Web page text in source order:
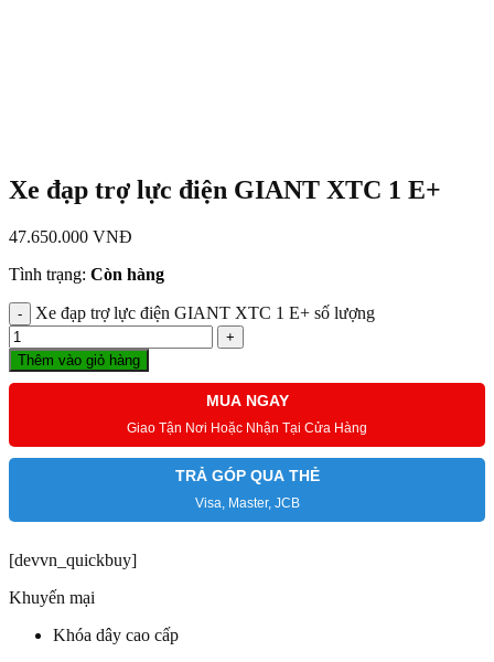
Xe đạp trợ lực điện GIANT XTC 1 E+
47.650.000 VNĐ
Tình trạng: Còn hàng
Xe đạp trợ lực điện GIANT XTC 1 E+ số lượng
Thêm vào giỏ hàng
MUA NGAY
Giao Tận Nơi Hoặc Nhận Tại Cửa Hàng
TRẢ GÓP QUA THẺ
Visa, Master, JCB
[devvn_quickbuy]
Khuyến mại
Khóa dây cao cấp